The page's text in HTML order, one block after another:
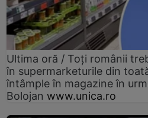
Ultima oră / Toți românii
în supermarketurile din
întâmple în magazine în
Bolojan www.unica.ro